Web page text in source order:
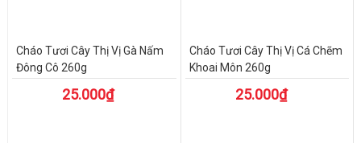
Cháo Tươi Cây Thị Vị Gà Nấm
Đông Cô 260g
25.000₫
Cháo Tươi Cây Thị Vị Cá Chẽm
Khoai Môn 260g
25.000₫